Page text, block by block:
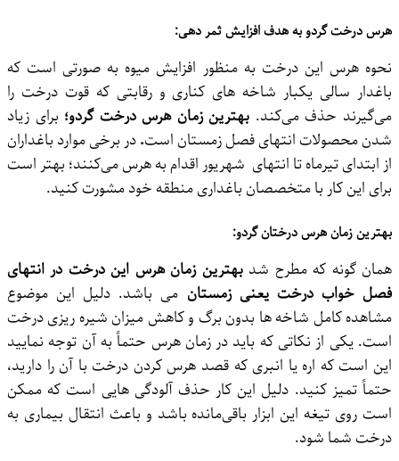
هرس درخت گردو به هدف افزایش ثمر دهی:
نحوه هرس این درخت به ‌منظور افزایش میوه به صورتی است که
باغدار سالی یکبار شاخه ‌های کناری و رقابتی که قوت درخت را
می‌گیرند حذف می‌کند. بهترین زمان هرس درخت گردو؛ برای زیاد
شدن محصولات انتهای فصل زمستان است.در برخی موارد باغداران
از ابتدای تیرماه تا انتهای شهریور اقدام به هرس می‌کنند؛ بهتر است
برای این کار با متخصصان باغداری منطقه خود مشورت کنید.
بهترین زمان هرس درختان گردو:
همان گونه که مطرح شدبهترین زمان هرس این درخت در انتهای
فصل خواب درخت یعنی زمستان می باشد. دلیل این موضوع
مشاهده کامل شاخه ‌ها بدون برگ و کاهش میزان شیره ریزی درخت
است. یکی از نکاتی که باید در زمان هرس حتماً به آن توجه نمایید
این است که اره یا انبری که قصد هرس کردن درخت با آن را دارید،
حتماً تمیز کنید. دلیل این کار حذف آلودگی ‌هایی است که ممکن
است روی تیغه این ابزار باقی‌مانده باشد و باعث انتقال بیماری به
درخت شما شود.